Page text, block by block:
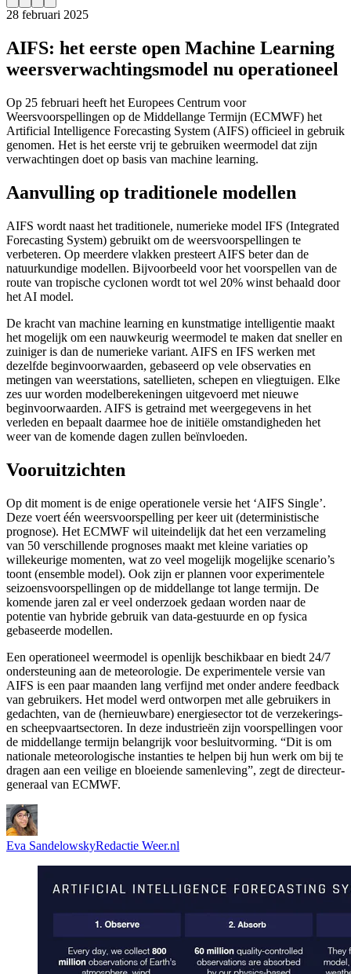
28 februari 2025
AIFS: het eerste open Machine Learning
weersverwachtingsmodel nu operationeel
Op 25 februari heeft het Europees Centrum voor
Weersvoorspellingen op de Middellange Termijn (ECMWF) het
Artificial Intelligence Forecasting System (AIFS) officieel in gebruik
genomen. Het is het eerste vrij te gebruiken weermodel dat zijn
verwachtingen doet op basis van machine learning.
Aanvulling op traditionele modellen
AIFS wordt naast het traditionele, numerieke model IFS (Integrated
Forecasting System) gebruikt om de weersvoorspellingen te
verbeteren. Op meerdere vlakken presteert AIFS beter dan de
natuurkundige modellen. Bijvoorbeeld voor het voorspellen van de
route van tropische cyclonen wordt tot wel 20% winst behaald door
het AI model.
De kracht van machine learning en kunstmatige intelligentie maakt
het mogelijk om een nauwkeurig weermodel te maken dat sneller en
zuiniger is dan de numerieke variant. AIFS en IFS werken met
dezelfde beginvoorwaarden, gebaseerd op vele observaties en
metingen van weerstations, satellieten, schepen en vliegtuigen. Elke
zes uur worden modelberekeningen uitgevoerd met nieuwe
beginvoorwaarden. AIFS is getraind met weergegevens in het
verleden en bepaalt daarmee hoe de initiële omstandigheden het
weer van de komende dagen zullen beïnvloeden.
Vooruitzichten
Op dit moment is de enige operationele versie het ‘AIFS Single’.
Deze voert één weersvoorspelling per keer uit (deterministische
prognose). Het ECMWF wil uiteindelijk dat het een verzameling
van 50 verschillende prognoses maakt met kleine variaties op
willekeurige momenten, wat zo veel mogelijk mogelijke scenario’s
toont (ensemble model). Ook zijn er plannen voor experimentele
seizoensvoorspellingen op de middellange tot lange termijn. De
komende jaren zal er veel onderzoek gedaan worden naar de
potentie van hybride gebruik van data-gestuurde en op fysica
gebaseerde modellen.
Een operationeel weermodel is openlijk beschikbaar en biedt 24/7
ondersteuning aan de meteorologie. De experimentele versie van
AIFS is een paar maanden lang verfijnd met onder andere feedback
van gebruikers. Het model werd ontworpen met alle gebruikers in
gedachten, van de (hernieuwbare) energiesector tot de verzekerings-
en scheepvaartsectoren. In deze industrieën zijn voorspellingen voor
de middellange termijn belangrijk voor besluitvorming. “Dit is om
nationale meteorologische instanties te helpen bij hun werk om bij te
dragen aan een veilige en bloeiende samenleving”, zegt de directeur-
generaal van ECMWF.
Eva SandelowskyRedactie Weer.nl